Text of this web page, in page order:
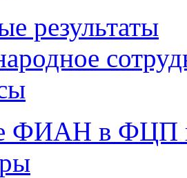
результаты
ФИАН в ФЦП